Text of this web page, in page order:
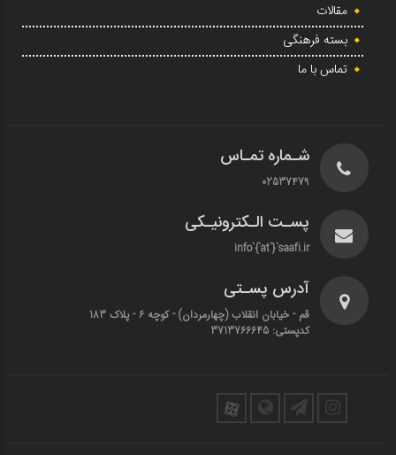
مقالات
بسته فرهنگی
تماس با ما
شـماره تمـاس
02537479
پسـت الـکترونیـکی
info`{`at`}`saafi.ir
آدرس پسـتی
قم - خیابان انقلاب (چهارمردان)‌ - کوچه 6 - پلاک 183
کدپستی: 3713766645